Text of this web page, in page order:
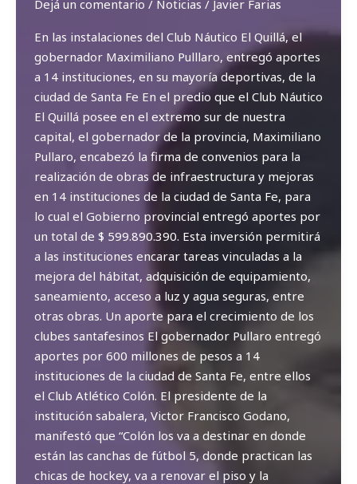
Dejá un comentario / Noticias / Javier Farias
En las instalaciones del Club Náutico El Quillá, el
gobernador Maximiliano Pulllaro, entregó aportes
a 14 instituciones, en su mayoría deportivas, de la
ciudad de Santa Fe En el predio que el Club Náutico
El Quillá posee en el extremo sur de nuestra
capital, el gobernador de la provincia, Maximiliano
Pullaro, encabezó la firma de convenios para la
realización de obras de infraestructura y mejoras
en 14 instituciones de la ciudad de Santa Fe, para
lo cual el Gobierno provincial entregó aportes por
un total de $ 599.890.390. Esta inversión permitirá
a las instituciones encarar tareas vinculadas a la
mejora del hábitat, adquisición de equipamiento,
saneamiento, acceso a luz y agua seguras, entre
otras obras. Un aporte para el crecimiento de los
clubes santafesinos El gobernador Pullaro entregó
aportes por 600 millones de pesos a 14
instituciones de la ciudad de Santa Fe, entre ellos
el Club Atlético Colón. El presidente de la
institución sabalera, Victor Francisco Godano,
manifestó que “Colón los va a destinar en donde
están las canchas de fútbol 5, donde practican las
chicas de hockey, va a renovar el piso y la